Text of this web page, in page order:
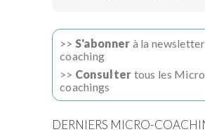
>> S'abonner à la
coaching
>> Consulter tous les
coachings
DERNIERS MICRO-